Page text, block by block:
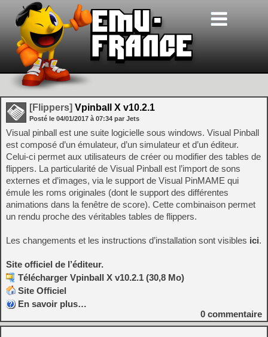
[Flippers] Vpinball X v10.2.1
Posté le 04/01/2017 à 07:34 par Jets
Visual pinball est une suite logicielle sous windows. Visual Pinball
est composé d’un émulateur, d’un simulateur et d’un éditeur.
Celui-ci permet aux utilisateurs de créer ou modifier des tables de
flippers. La particularité de Visual Pinball est l’import de sons
externes et d’images, via le support de Visual PinMAME qui
émule les roms originales (dont le support des différentes
animations dans la fenêtre de score). Cette combinaison permet
un rendu proche des véritables tables de flippers.
Les changements et les instructions d’installation sont visibles ici.
Site officiel de l’éditeur.
Télécharger Vpinball X v10.2.1 (30,8 Mo)
Site Officiel
En savoir plus…
0 commentaire